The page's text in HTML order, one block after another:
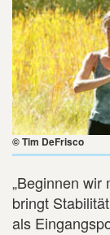
© Tim DeFrisco
„Beginnen wir
bringt
als